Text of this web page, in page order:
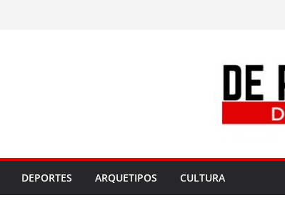
DEPORTES ARQUETIPOS CULTURA